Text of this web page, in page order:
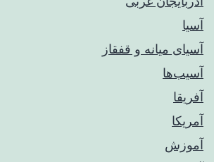
آسیا
آسیای میانه و قفقاز
آسیب‌ها
آفریقا
آمریکا
آموزش